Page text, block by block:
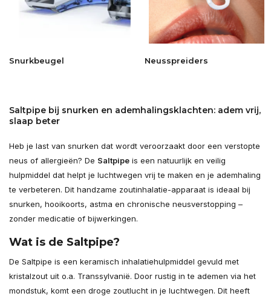
Snurkbeugel Neusspreiders
Saltpipe bij snurken en ademhalingsklachten: adem vrij,
slaap beter
Heb je last van snurken dat wordt veroorzaakt door een verstopte
neus of allergieën? De Saltpipe is een natuurlijk en veilig
hulpmiddel dat helpt je luchtwegen vrij te maken en je ademhaling
te verbeteren. Dit handzame zoutinhalatie-apparaat is ideaal bij
snurken, hooikoorts, astma en chronische neusverstopping –
zonder medicatie of bijwerkingen.
Wat is de Saltpipe?
De Saltpipe is een keramisch inhalatiehulpmiddel gevuld met
kristalzout uit o.a. Transsylvanië. Door rustig in te ademen via het
mondstuk, komt een droge zoutlucht in je luchtwegen. Dit heeft